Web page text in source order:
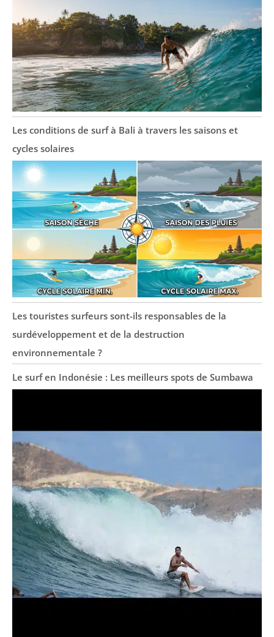
Les conditions de surf à Bali à travers les saisons et
cycles solaires
Les touristes surfeurs sont-ils responsables de la
surdéveloppement et de la destruction
environnementale ?
Le surf en Indonésie : Les meilleurs spots de Sumbawa